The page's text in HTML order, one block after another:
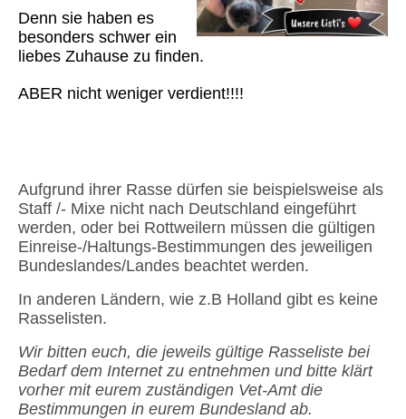
Denn sie haben es
besonders schwer ein
liebes Zuhause zu finden.
ABER nicht weniger verdient!!!!
Aufgrund ihrer Rasse dürfen sie beispielsweise als
Staff /- Mixe nicht nach Deutschland eingeführt
werden, oder bei Rottweilern müssen die gültigen
Einreise-/Haltungs-Bestimmungen des jeweiligen
Bundeslandes/Landes beachtet werden.
In anderen Ländern, wie z.B Holland gibt es keine
Rasselisten.
Wir bitten euch, die jeweils gültige Rasseliste bei
Bedarf dem Internet zu entnehmen und bitte klärt
vorher mit eurem zuständigen Vet-Amt die
Bestimmungen in eurem Bundesland ab.